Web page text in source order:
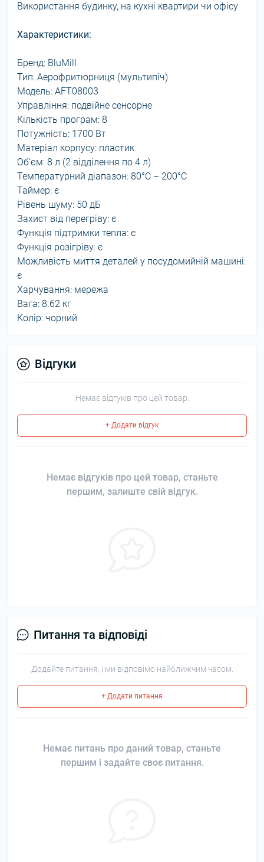
Використання будинку, на кухні квартири чи офісу
Характеристики:
Бренд: BluMill
Тип: Аерофритюрниця (мультипіч)
Модель: AFT08003
Управління: подвійне сенсорне
Кількість програм: 8
Потужність: 1700 Вт
Матеріал корпусу: пластик
Об'єм: 8 л (2 відділення по 4 л)
Температурний діапазон: 80°C – 200°C
Таймер: є
Рівень шуму: 50 дБ
Захист від перегріву: є
Функція підтримки тепла: є
Функція розігріву: є
Можливість миття деталей у посудомийній машині:
є
Харчування: мережа
Вага: 8.62 кг
Колір: чорний
Відгуки
Немає відгуків про цей товар.
+ Додати відгук
Немає відгуків про цей товар, станьте
першим, залиште свій відгук.
Питання та відповіді
Додайте питання, і ми відповімо найближчим часом.
+ Додати питання
Немає питань про даний товар, станьте
першим і задайте своє питання.